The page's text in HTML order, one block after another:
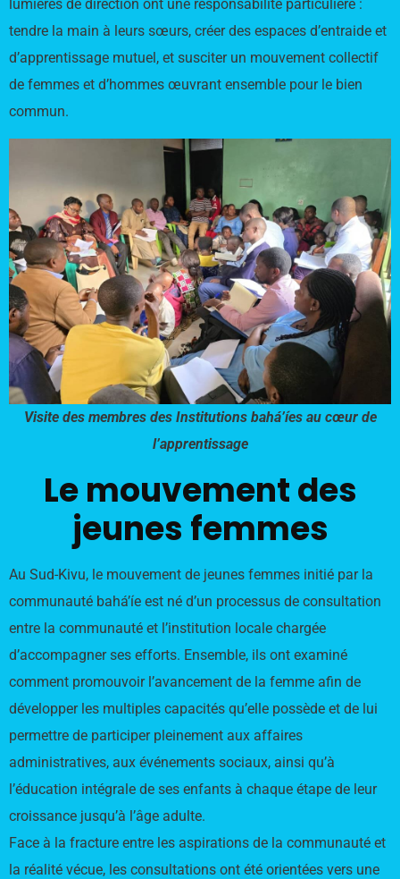
lumières de direction ont une responsabilité particulière :
tendre la main à leurs sœurs, créer des espaces d’entraide et
d’apprentissage mutuel, et susciter un mouvement collectif
de femmes et d’hommes œuvrant ensemble pour le bien
commun.
Visite des membres des Institutions bahá’íes au cœur de
l’apprentissage
Le mouvement des
jeunes femmes
Au Sud-Kivu, le mouvement de jeunes femmes initié par la
communauté bahá’íe est né d’un processus de consultation
entre la communauté et l’institution locale chargée
d’accompagner ses efforts. Ensemble, ils ont examiné
comment promouvoir l’avancement de la femme afin de
développer les multiples capacités qu’elle possède et de lui
permettre de participer pleinement aux affaires
administratives, aux événements sociaux, ainsi qu’à
l’éducation intégrale de ses enfants à chaque étape de leur
croissance jusqu’à l’âge adulte.
Face à la fracture entre les aspirations de la communauté et
la réalité vécue, les consultations ont été orientées vers une